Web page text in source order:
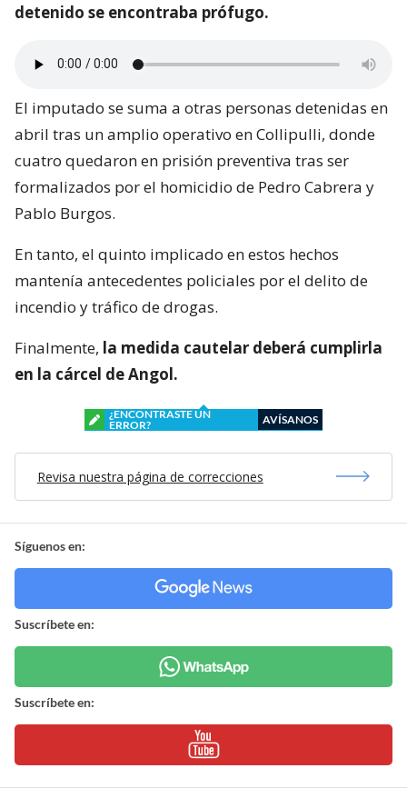
detenido se encontraba prófugo.
El imputado se suma a otras personas detenidas en
abril tras un amplio operativo en Collipulli, donde
cuatro quedaron en prisión preventiva tras ser
formalizados por el homicidio de Pedro Cabrera y
Pablo Burgos.
En tanto, el quinto implicado en estos hechos
mantenía antecedentes policiales por el delito de
incendio y tráfico de drogas.
Finalmente, la medida cautelar deberá cumplirla
en la cárcel de Angol.
¿ENCONTRASTE UN
ERROR?
AVÍSANOS
Revisa nuestra página de correcciones
Síguenos en:
Suscríbete en:
Suscríbete en: